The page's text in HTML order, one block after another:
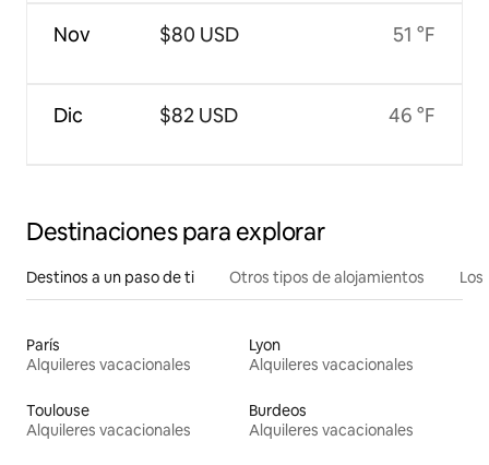
Nov
Dic
$80 USD
$82 USD
51 °F
46 °F
Destinaciones para explorar
Destinos a un paso de ti Otros tipos de alojamientos
París
Alquileres vacacionales
Lyon
Alquileres vacacionales
Toulouse
Alquileres vacacionales
Burdeos
Alquileres vacacionales